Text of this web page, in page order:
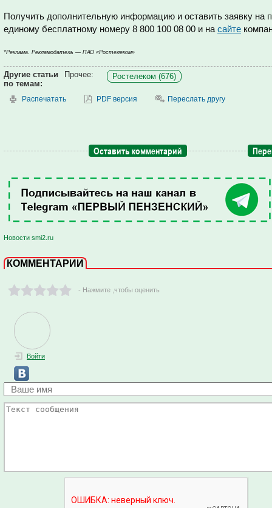
Получить дополнительную информацию и оставить заявку на
единому бесплатному номеру 8 800 100 08 00 и на сайте
*Реклама. Рекламодатель — ПАО «Ростелеком»
Другие статьи
по темам:
Прочее: Ростелеком (676)
Распечатать PDF версия Переслать другу
Оставить комментарий
Новости smi2.ru
КОММЕНТАРИИ
- Нажмите ,чтобы оценить
Войти